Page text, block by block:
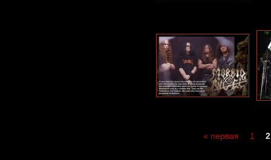
« первая 1 2